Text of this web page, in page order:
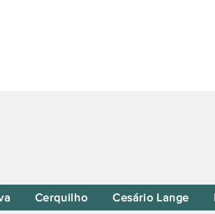
Cerquilho Cesário Lange